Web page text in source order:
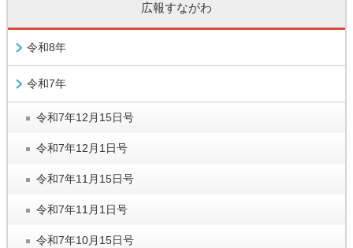
広報すながわ
令和8年
令和7年
令和7年12月15日号
令和7年12月1日号
令和7年11月15日号
令和7年11月1日号
令和7年10月15日号